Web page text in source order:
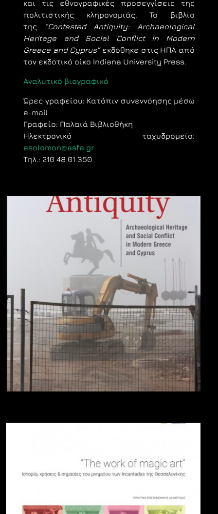
και τις εθνογραφικές προσεγγίσεις της
πολιτιστικής κληρονομιάς. To βιβλίο
της
“Contested Antiquity: Archaeological
Ηeritage and Social Conflict in Modern
Greece and Cyprus” εκδόθηκε στις ΗΠΑ από
τον εκδοτικό οίκο Indiana University Press.
Αναλυτικό βιογραφικό
Ώρες γραφείου: Kατόπιν συνεννόησης μέσω
e-mail
Γραφείο: Παλαιά Βιβλιοθήκη
Ηλεκτρονικό ταχυδρομείο:
esolomon@asfa.gr
Τηλ.: 210 48 01 350